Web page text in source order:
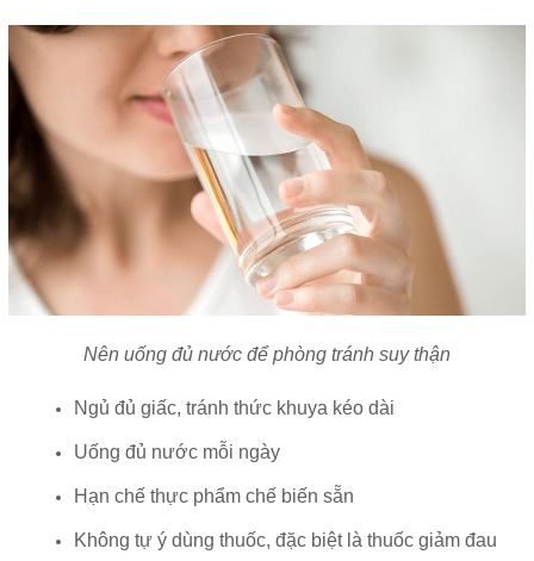
Nên uống đủ nước để phòng tránh suy thận
Ngủ đủ giấc, tránh thức khuya kéo dài
Uống đủ nước mỗi ngày
Hạn chế thực phẩm chế biến sẵn
Không tự ý dùng thuốc, đặc biệt là thuốc giảm đau